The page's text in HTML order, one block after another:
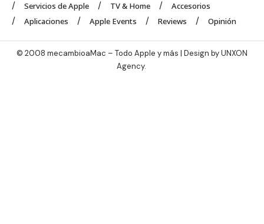
Servicios de Apple
TV & Home
Accesorios
Aplicaciones
Apple Events Reviews Opinión
© 2008 mecambioaMac – Todo Apple y más | Design byUNXON
Agency.